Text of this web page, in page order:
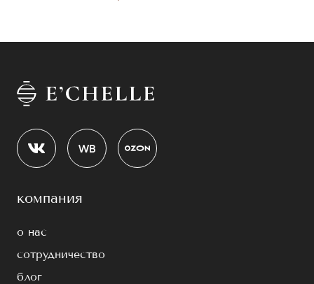
компания
о нас
сотрудничество
блог